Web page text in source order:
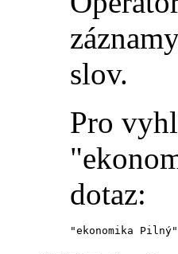
slov.
Pro
dotaz:
"ekonomika